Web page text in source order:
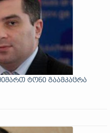
ტონი გაამკაცრა